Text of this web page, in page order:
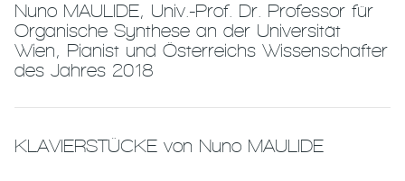
Nuno MAULIDE, Univ.-Prof. Dr. Professor für
Organische Synthese an der Universität
Wien, Pianist und Österreichs Wissenschafter
des Jahres 2018
KLAVIERSTÜCKE von Nuno MAULIDE